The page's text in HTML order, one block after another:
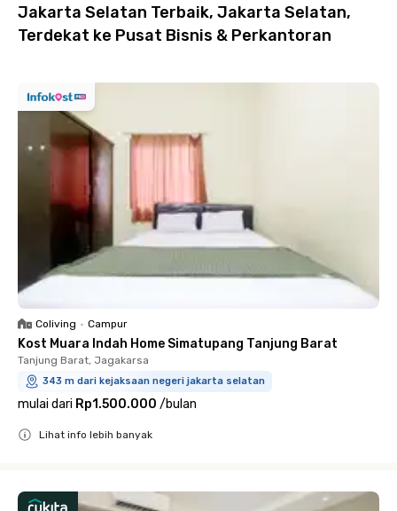
Jakarta Selatan Terbaik, Jakarta Selatan,
Terdekat ke Pusat Bisnis & Perkantoran
Coliving • Campur
Kost Muara Indah Home Simatupang Tanjung Barat
Tanjung Barat, Jagakarsa
343 m dari kejaksaan negeri jakarta selatan
mulai dari Rp1.500.000 /bulan
Lihat info lebih banyak